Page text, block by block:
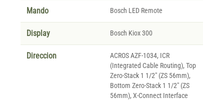
Mando Bosch LED Remote
Display Bosch Kiox 300
Direccion
ACROS AZF-1034, ICR
(Integrated Cable Routing), Top
Zero-Stack 1 1/2" (ZS 56mm),
Bottom Zero-Stack 1 1/2" (ZS
56mm), X-Connect Interface